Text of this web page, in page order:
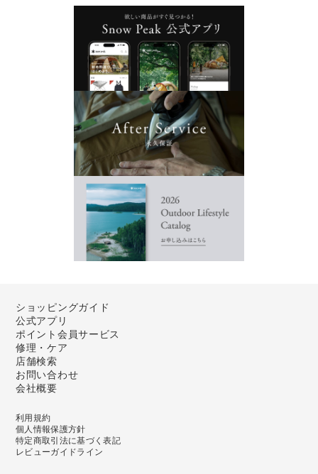
ショッピングガイド
公式アプリ
ポイント会員サービス
修理・ケア
店舗検索
お問い合わせ
会社概要
利用規約
個人情報保護方針
特定商取引法に基づく表記
レビューガイドライン